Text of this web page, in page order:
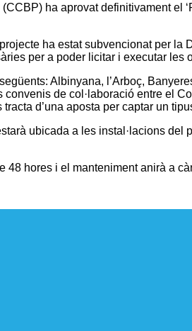
ha aprovat definitivament el
ha estat subvencionat per
per a poder licitar i executar
Albinyana, l’Arboç,
convenis de col·laboració entre el
tracta d’una aposta per captar un
ubicada a les instal·lacions del
48 hores i el manteniment anirà a